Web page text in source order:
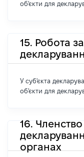
об'єкти для
15. Робота
У суб'єкта
об'єкти для
16. Членство
органах